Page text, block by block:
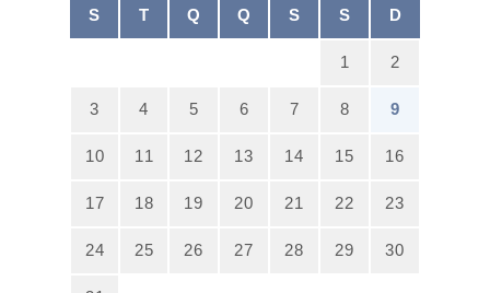
S T Q Q S S D
1 2
3 4 5 6 7 8 9
10 11 12 13 14 15 16
17 18 19 20 21 22 23
24 25 26 27 28 29 30